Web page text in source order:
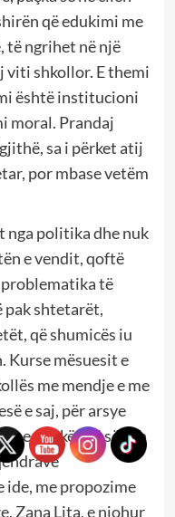
që edukimi me
të ngrihet në një
shkollor. E themi
është institucioni
moral. Prandaj
sa i përket atij
por mbase vetëm
nga politika dhe nuk
e vendit, qoftë
problematika të
pak shtetarët,
që shumicës iu
Kurse mësuesit e
me mendje e me
e saj, për arsye
mjekët që sërish
ide, me propozime
Zana Lita, e njohur